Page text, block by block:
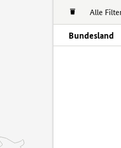
Alle Filter
Bundesland